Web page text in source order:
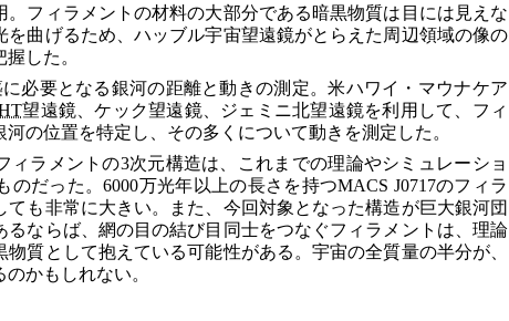
。フィラメントの材料の大部分である暗黒物質は目には見えな
を曲げるため、ハッブル宇宙望遠鏡がとらえた周辺領域の像の
した。
必要となる銀河の距離と動きの測定。米ハワイ・マウナケア
望遠鏡、ケック望遠鏡、ジェミニ北望遠鏡を利用して、フィ
の位置を特定し、その多くについて動きを測定した。
ィラメントの3次元構造は、これまでの理論やシミュレーショ
のだった。6000万光年以上の長さを持つMACS J0717のフィラ
ても非常に大きい。また、今回対象となった構造が巨大銀河団
るならば、網の目の結び目同士をつなぐフィラメントは、理論
質として抱えている可能性がある。宇宙の全質量の半分が、
かもしれない。